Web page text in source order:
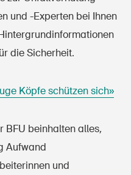
und -Experten bei Ihnen
die Sicherheit.
Köpfe schützen sich»
BFU beinhalten alles,
Aufwand
und